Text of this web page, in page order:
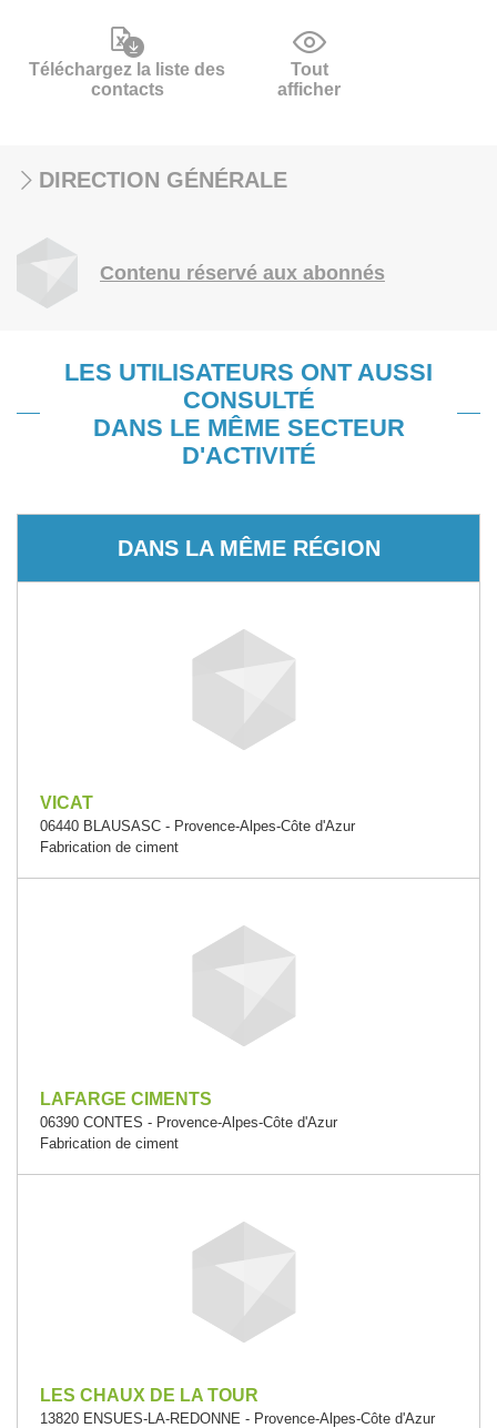
Téléchargez la liste des
contacts
Tout
afficher
DIRECTION GÉNÉRALE
Contenu réservé aux abonnés
LES UTILISATEURS ONT AUSSI
CONSULTÉ
DANS LE MÊME SECTEUR
D'ACTIVITÉ
DANS LA MÊME RÉGION
VICAT
06440 BLAUSASC - Provence-Alpes-Côte d'Azur
Fabrication de ciment
LAFARGE CIMENTS
06390 CONTES - Provence-Alpes-Côte d'Azur
Fabrication de ciment
LES CHAUX DE LA TOUR
13820 ENSUES-LA-REDONNE - Provence-Alpes-Côte d'Azur